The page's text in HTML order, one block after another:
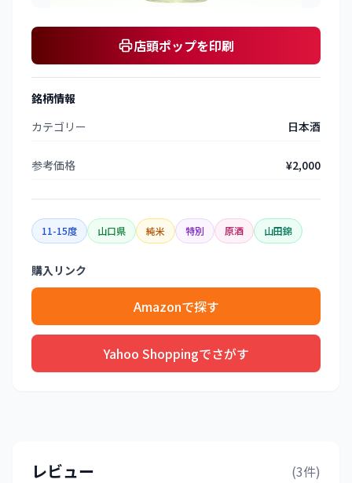
店頭ポップを印刷
銘柄情報
カテゴリー
日本酒
参考価格 ¥2,000
11-15度 山口県 純米 特別 原酒 山田錦
購入リンク
Amazonで探す
Yahoo Shoppingでさがす
レビュー (3件)